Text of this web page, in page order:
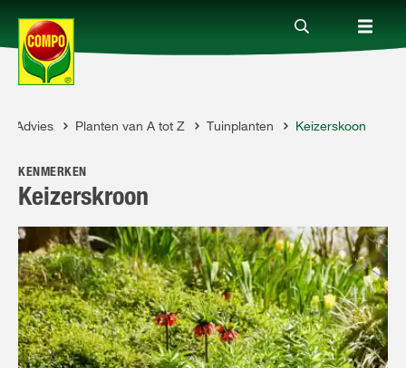
Producten
Advies
Thema's
Tot je dienst
Onderneming
Advies Planten van A tot Z Tuinplanten Keizerskoon
KENMERKEN
Keizerskroon